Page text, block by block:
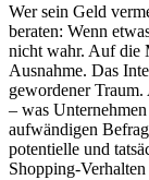
Wer sein Geld
beraten: Wenn
nicht wahr. Auf die
Ausnahme. Das
gewordener
– was
aufwändigen
potentielle und
Shopping-